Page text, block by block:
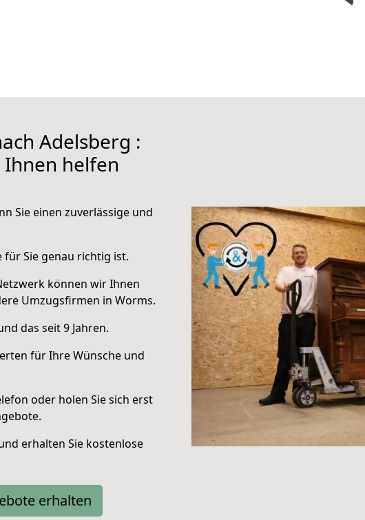
Adelsberg :
helfen
Sie einen zuverlässige und
für Sie genau richtig ist.
können wir Ihnen
Umzugsfirmen in Worms.
das seit 9 Jahren.
für Ihre Wünsche und
oder holen Sie sich erst
erhalten Sie kostenlose
erhalten